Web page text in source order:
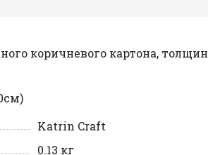
коричневого картона,
Katrin Craft
0.13 кг